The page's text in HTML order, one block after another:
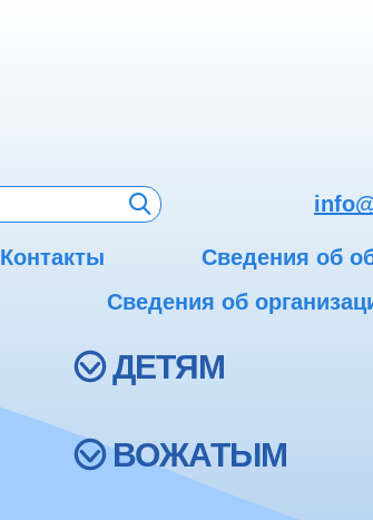
Контакты Сведения об
Сведения об
ДЕТЯМ
ВОЖАТЫМ